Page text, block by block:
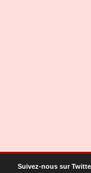
Suivez-nous sur